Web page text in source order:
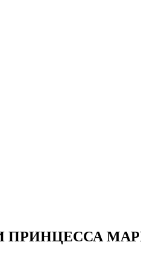
ПРИНЦЕССА